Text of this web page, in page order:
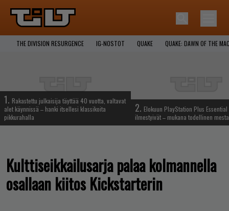
THE DIVISION RESURGENCE IG-NOSTOT QUAKE QUAKE: DAWN OF THE
1. Rakastettu julkaisija täyttää 40 vuotta, valtavat
alet käynnissä – hanki itsellesi klassikoita
pikkurahalla
2. Elokuun PlayStation Plus
ilmestyivät – mukana todellinen
Kulttiseikkailusarja palaa kolmannella
osallaan kiitos Kickstarterin